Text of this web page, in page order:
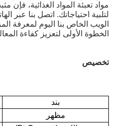
مواد تعبئة المواد الغذائية،
لتلبية احتياجاتك. اتصل بنا عبر
الويب الخاص بنا اليوم لمعرفة
الخطوة الأولى لتعزيز كفاءة
تخصيص
بند
مظهر